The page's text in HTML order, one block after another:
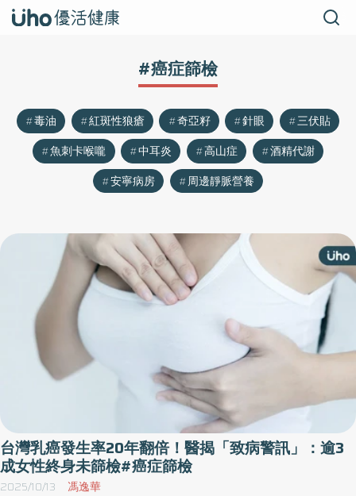
#癌症篩檢
毒油 紅斑性狼瘡 奇亞籽 針眼
三伏貼
魚刺卡喉嚨
中耳炎 高山症
酒精代謝
安寧病房
周邊靜脈營養
台灣乳癌發生率20年翻倍！醫揭「致病警訊」：逾3
成女性終身未篩檢#癌症篩檢
2025/10/13 馮逸華